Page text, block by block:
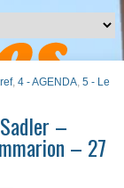
, 4 - AGENDA, 5 - Le
–
– 27